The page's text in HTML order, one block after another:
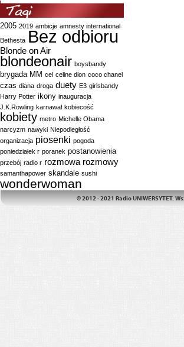
Tagi
2005 2019 ambicje amnesty international
Bethesta Bez odbioru
Blonde on Air
blondeonair boysbandy
brygada MM cel celine dion coco chanel
czas diana droga duety E3 girlsbandy
Harry Potter ikony inauguracja
J.K.Rowling karnawał kobiecość
kobiety metro Michelle Obama
narcyzm nawyki Niepodległość
organizacja piosenki pogoda
poniedziałek r poranek postanowienia
przebój radio r rozmowa rozmowy
samanthapower skandale sushi
wonderwoman
© 2012 - 2021 Radio UNIWERSYTET.